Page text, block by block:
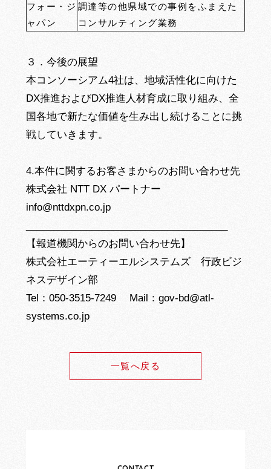
フォー・ジ
ャパン
調達等の他県域での事例をふまえた
コンサルティング業務
３．今後の展望
本コンソーシアム4社は、地域活性化に向けた
DX推進およびDX推進人材育成に取り組み、全
国各地で新たな価値を生み出し続けることに挑
戦していきます。
4.本件に関するお客さまからのお問い合わせ先
株式会社 NTT DX パートナー
info@nttdxpn.co.jp
【報道機関からのお問い合わせ先】
株式会社エーティーエルシステムズ 行政ビジ
ネスデザイン部
Tel：050-3515-7249 Mail：gov-bd@atl-
systems.co.jp
一覧へ戻る